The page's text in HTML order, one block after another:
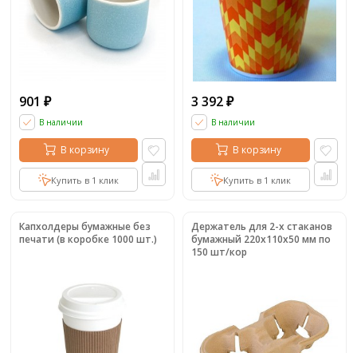
901 ₽
В наличии
В корзину
Купить в 1 клик
3 392 ₽
В наличии
В корзину
Купить в 1 клик
Капхолдеры бумажные без
печати (в коробке 1000 шт.)
Держатель для 2-х стаканов
бумажный 220x110x50 мм по
150 шт/кор